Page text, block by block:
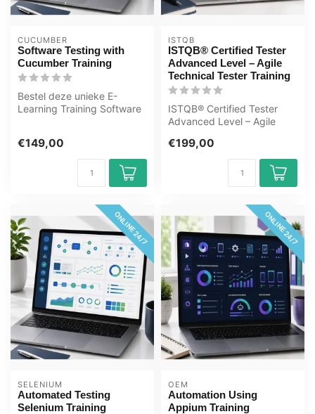
CUCUMBER
Software Testing with
Cucumber Training
Bestel deze unieke E-
Learning Training Software
€149,00
ISTQB
ISTQB® Certified Tester
Advanced Level – Agile
Technical Tester Training
ISTQB® Certified Tester
Advanced Level – Agile
volgen?...
€199,00
ONLINE 24/7
SELENIUM
Automated Testing
Selenium Training
ONLINE 24/7
OEM
Automation Using
Appium Training